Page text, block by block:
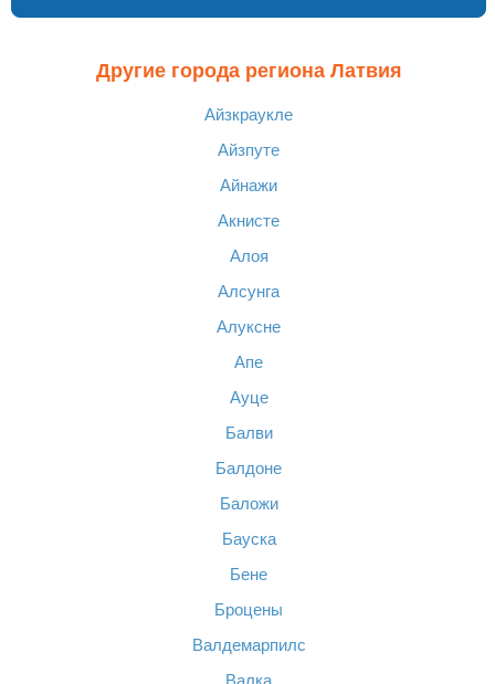
Другие города региона Латвия
Айзкраукле
Айзпуте
Айнажи
Акнисте
Алоя
Алсунга
Алуксне
Апе
Ауце
Балви
Балдоне
Баложи
Бауска
Бене
Броцены
Валдемарпилс
Валка